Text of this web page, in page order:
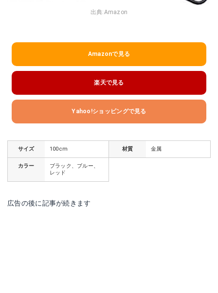
出典:Amazon
Amazonで見る
楽天で見る
Yahoo!ショッピングで見る
サイズ 100cm 材質 金属
カラー
ブラック、ブルー、
レッド
広告の後に記事が続きます